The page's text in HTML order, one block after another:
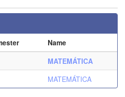
Name
MATEMÁTICA
MATEMÁTICA